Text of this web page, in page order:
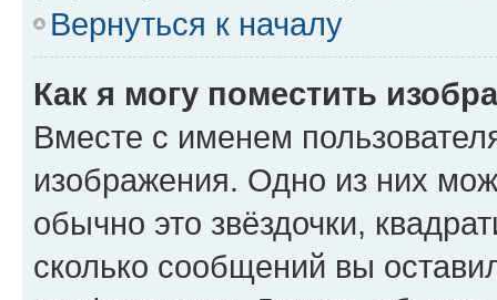
Вернуться к началу
Как я могу поместить
Вместе с именем
изображения. Одно из них
обычно это звёздочки,
сколько сообщений вы